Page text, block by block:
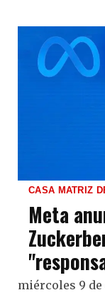
CASA MATRIZ
Meta
miércoles 9